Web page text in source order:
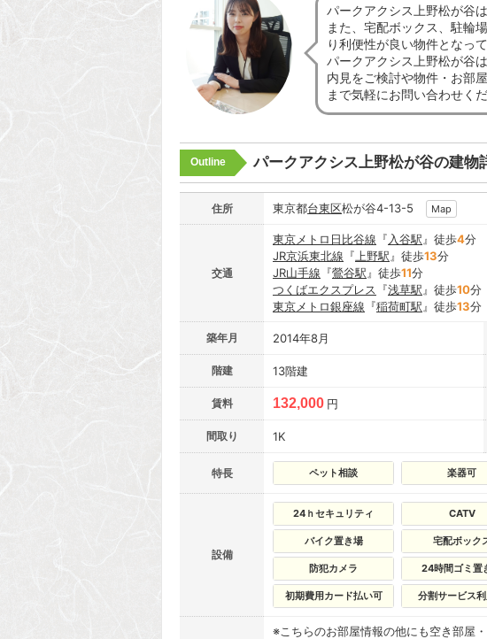
パークアクシス上野松が谷
また、宅配ボックス、駐輪
り利便性が良い物件となって
パークアクシス上野松が谷
内見をご検討や物件・お部
まで気軽にお問い合わせく
Outline パークアクシス上野松が谷の建物
住所 東京都台東区松が谷4-13-5 Map
交通
東京メトロ日比谷線 『 入谷駅 』徒歩4分
JR京浜東北線 『 上野駅 』徒歩13分
JR山手線 『鶯谷駅 』徒歩11分
つくばエクスプレス
『浅草駅 』徒歩10分
東京メトロ銀座線 『稲荷町駅 』徒歩13分
築年月 2014年8月
階建 13階建
賃料 132,000 円
間取り 1K
特長 ペット相談 楽器可
設備
24ｈセキュリティ CATV
バイク置き場 宅配ボック
防犯カメラ 24時間ゴミ置
初期費用カード払い可 分割サービス
※こちらのお部屋情報の他にも空き部屋